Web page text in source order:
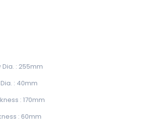
Dia. : 255mm
: 40mm
: 170mm
: 60mm